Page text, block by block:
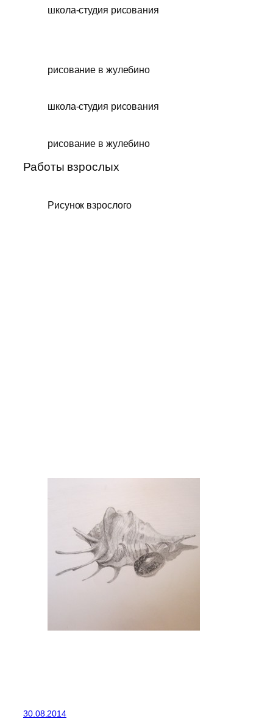
школа-студия рисования
рисование в жулебино
школа-студия рисования
рисование в жулебино
Работы взрослых
Рисунок взрослого
30.08.2014